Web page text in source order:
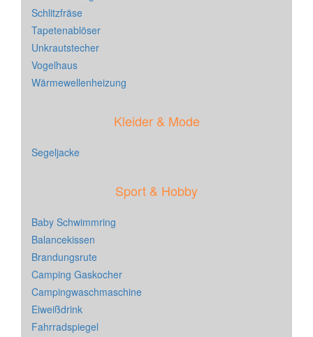
Schlitzfräse
Tapetenablöser
Unkrautstecher
Vogelhaus
Wärmewellenheizung
Kleider & Mode
Segeljacke
Sport & Hobby
Baby Schwimmring
Balancekissen
Brandungsrute
Camping Gaskocher
Campingwaschmaschine
Eiweißdrink
Fahrradspiegel